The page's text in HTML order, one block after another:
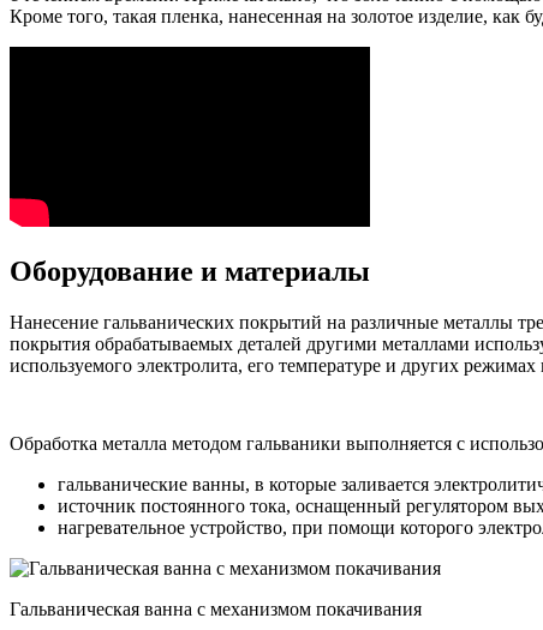
Кроме того, такая пленка, нанесенная на золотое изделие, как
Оборудование и материалы
Нанесение гальванических покрытий на различные металлы
покрытия обрабатываемых деталей другими металлами
используемого электролита, его температуре и других
Обработка металла методом гальваники выполняется с
гальванические ванны, в которые заливается
источник постоянного тока, оснащенный регулятором
нагревательное устройство, при помощи которого
Гальваническая ванна с механизмом покачивания